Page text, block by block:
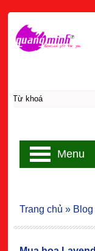
Trang chủ »
Menu